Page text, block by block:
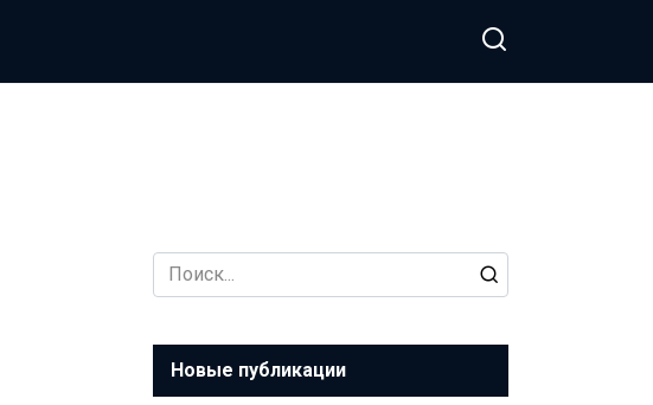
Search
for:
Новые публикации